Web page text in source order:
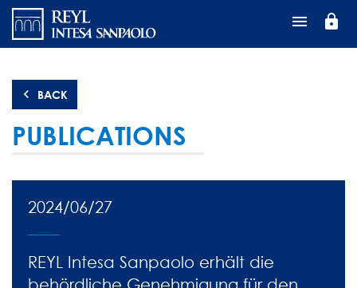
Direkt
zum
Inhalt
lock
BACK
PUBLICATIONS
2024/06/27
REYL Intesa Sanpaolo erhält die